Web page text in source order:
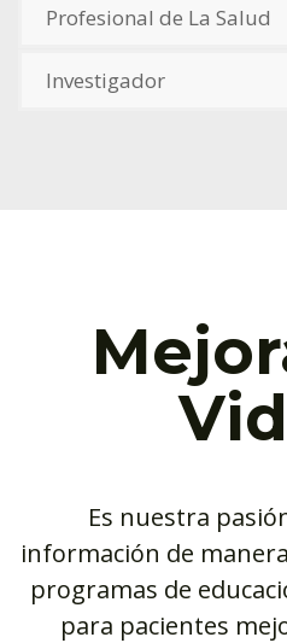
Profesional de La Salud
Investigador
Es nuestra
información de
programas de
para pacientes